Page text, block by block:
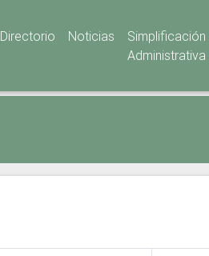
Directorio Noticias
Simplificación
Administrativa